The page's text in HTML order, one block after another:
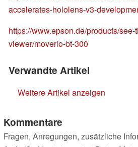
accelerates-hololens-v3-
https://www.epson.de/products/
viewer/moverio-bt-300
Verwandte Artikel
Weitere Artikel anzeigen
Kommentare
Fragen, Anregungen, zusätzliche